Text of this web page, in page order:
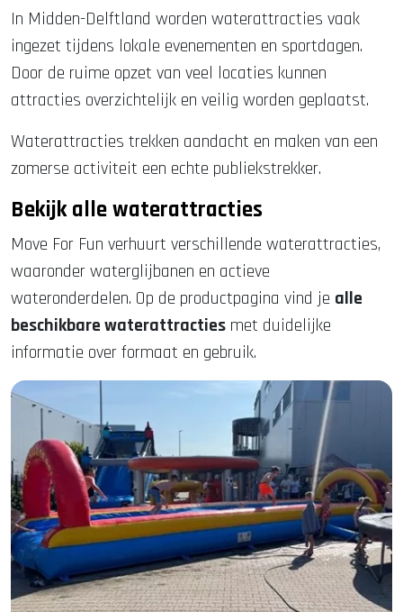
In Midden-Delftland worden waterattracties vaak
ingezet tijdens lokale evenementen en sportdagen.
Door de ruime opzet van veel locaties kunnen
attracties overzichtelijk en veilig worden geplaatst.
Waterattracties trekken aandacht en maken van een
zomerse activiteit een echte publiekstrekker.
Bekijk alle waterattracties
Move For Fun verhuurt verschillende waterattracties,
waaronder waterglijbanen en actieve
wateronderdelen. Op de productpagina vind je alle
beschikbare waterattracties met duidelijke
informatie over formaat en gebruik.